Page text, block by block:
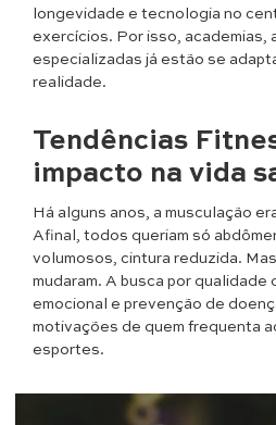
longevidade e tecnologia no
exercícios. Por isso, academias,
especializadas já estão se
realidade.
Tendências
impacto na vida
Há alguns anos, a musculação
Afinal, todos queriam só
volumosos, cintura reduzida.
mudaram. A busca por qualidade
emocional e prevenção de
motivações de quem frequenta
esportes.